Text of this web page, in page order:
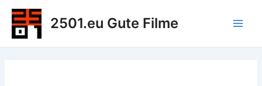
Zum
Inhalt
springen
2501.eu Gute Filme